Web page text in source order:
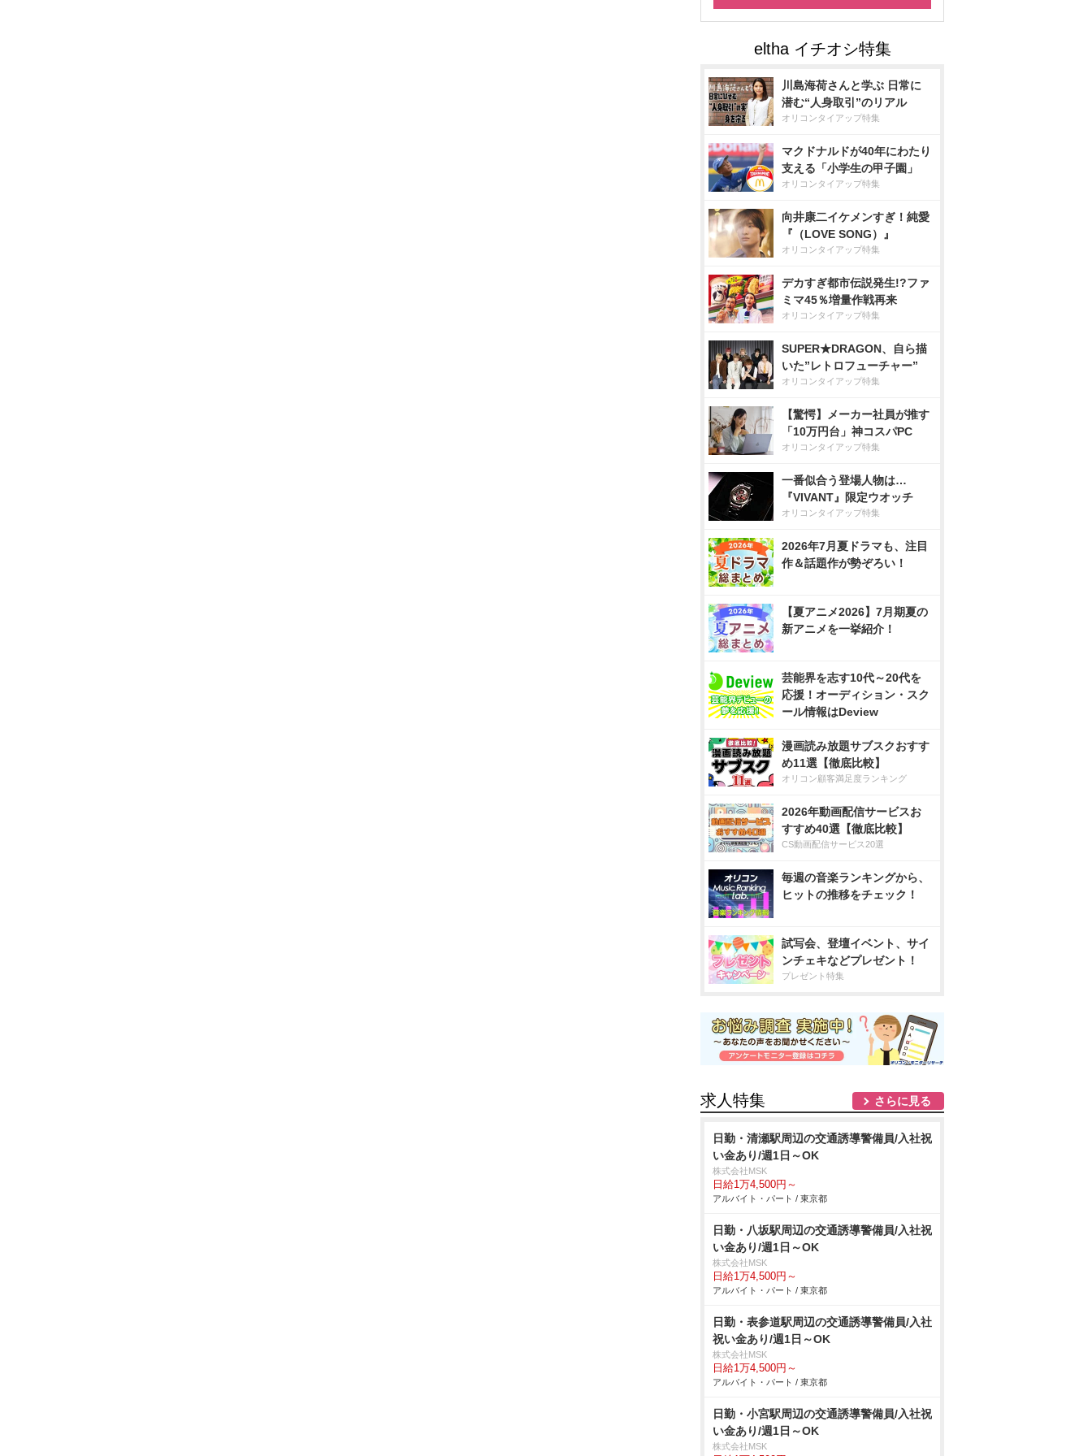
川島海荷さんと学ぶ 日常に
潜む“人身取引”のリアル
オリコンタイアップ特集
マクドナルドが40年にわたり
支える「小学生の甲子園」
オリコンタイアップ特集
向井康二イケメンすぎ！純愛
『（LOVE SONG）』
オリコンタイアップ特集
デカすぎ都市伝説発生!?ファ
ミマ45％増量作戦再来
オリコンタイアップ特集
SUPER★DRAGON、自ら描
いた”レトロフューチャー”
オリコンタイアップ特集
【驚愕】メーカー社員が推す
「10万円台」神コスパPC
オリコンタイアップ特集
一番似合う登場人物は…
『VIVANT』限定ウオッチ
オリコンタイアップ特集
2026年7月夏ドラマも、注目
作＆話題作が勢ぞろい！
【夏アニメ2026】7月期夏の
新アニメを一挙紹介！
芸能界を志す10代～20代を
応援！オーディション・スク
ール情報はDeview
漫画読み放題サブスクおすす
め11選【徹底比較】
オリコン顧客満足度ランキング
2026年動画配信サービスお
すすめ40選【徹底比較】
CS動画配信サービス20選
毎週の音楽ランキングから、
ヒットの推移をチェック！
試写会、登壇イベント、サイ
ンチェキなどプレゼント！
プレゼント特集
求人特集 さらに見る
日勤・清瀬駅周辺の交通誘導警備員/入社祝
い金あり/週1日～OK
株式会社MSK
日給1万4,500円～
アルバイト・パート / 東京都
日勤・八坂駅周辺の交通誘導警備員/入社祝
い金あり/週1日～OK
株式会社MSK
日給1万4,500円～
アルバイト・パート / 東京都
日勤・表参道駅周辺の交通誘導警備員/入社
祝い金あり/週1日～OK
株式会社MSK
日給1万4,500円～
アルバイト・パート / 東京都
日勤・小宮駅周辺の交通誘導警備員/入社祝
い金あり/週1日～OK
株式会社MSK